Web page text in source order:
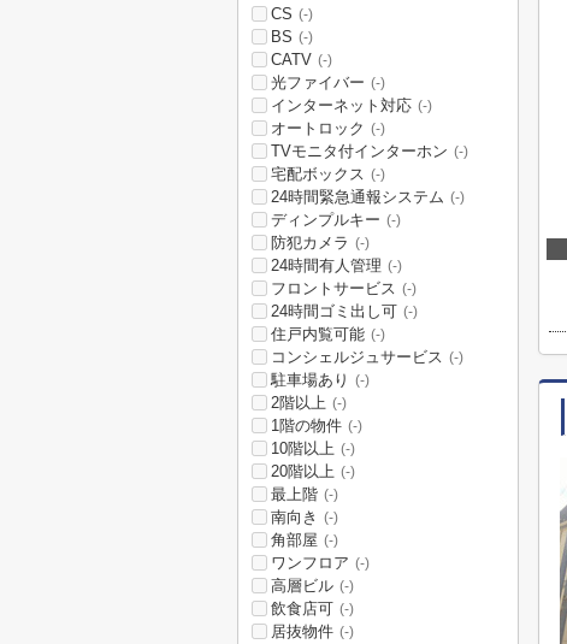
CS (-)
BS (-)
CATV (-)
光ファイバー (-)
インターネット対応 (-)
オートロック (-)
TVモニタ付インターホン (-)
宅配ボックス (-)
24時間緊急通報システム (-)
ディンプルキー (-)
防犯カメラ (-)
24時間有人管理 (-)
フロントサービス (-)
24時間ゴミ出し可 (-)
住戸内覧可能 (-)
コンシェルジュサービス (-)
駐車場あり (-)
2階以上 (-)
1階の物件 (-)
10階以上 (-)
20階以上 (-)
最上階 (-)
南向き (-)
角部屋 (-)
ワンフロア (-)
高層ビル (-)
飲食店可 (-)
居抜物件 (-)